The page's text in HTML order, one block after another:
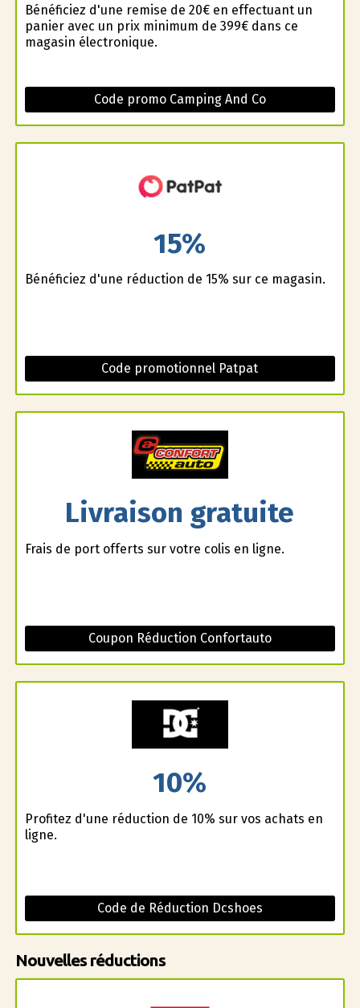
Bénéficiez d'une remise de 20€ en effectuant un
panier avec un prix minimum de 399€ dans ce
magasin électronique.
Code promo Camping And Co
15%
Bénéficiez d'une réduction de 15% sur ce magasin.
Code promotionnel Patpat
Livraison gratuite
Frais de port offerts sur votre colis en ligne.
Coupon Réduction Confortauto
10%
Profitez d'une réduction de 10% sur vos achats en
ligne.
Code de Réduction Dcshoes
Nouvelles réductions